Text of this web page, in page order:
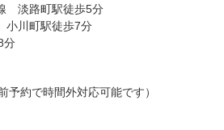
淡路町駅徒歩5分
川町駅徒歩7分
分
予約で時間外対応可能です）